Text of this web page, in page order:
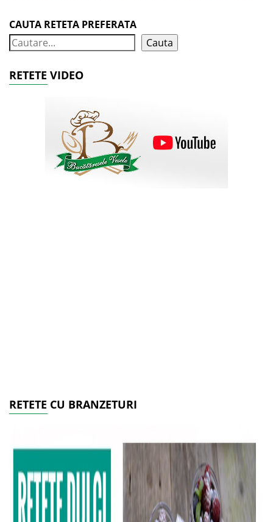
CAUTA RETETA PREFERATA
Cauta
RETETE VIDEO
RETETE CU BRANZETURI